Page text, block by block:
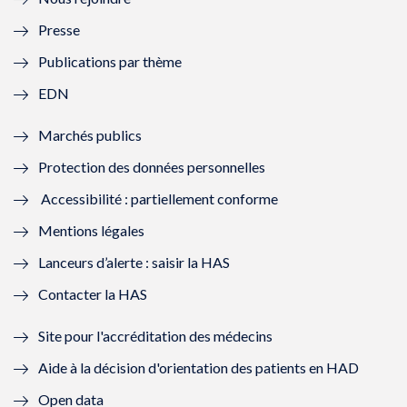
l
f
n
ê
t
r
e
)
e
n
ê
r
)
ê
t
e
ê
)
Presse
Publications par thème
EDN
Marchés publics
Protection des données personnelles
Accessibilité : partiellement conforme
Mentions légales
Lanceurs d’alerte : saisir la HAS
Contacter la HAS
Site pour l'accréditation des médecins
Aide à la décision d'orientation des patients en HAD
Open data